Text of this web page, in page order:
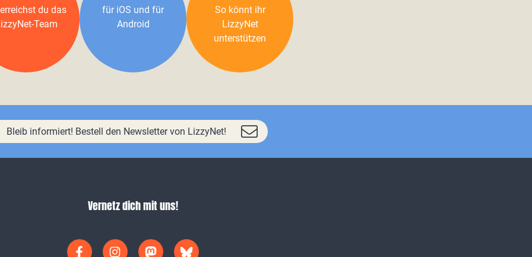
du das
Team
für iOS und für
Android
So könnt ihr
LizzyNet
unterstützen
Bleib informiert! Bestell den Newsletter von LizzyNet!
Vernetz dich mit uns!